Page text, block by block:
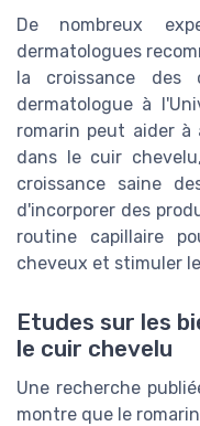
De nombreux
dermatologues
la croissance des
dermatologue à
romarin peut aider à
dans le cuir
croissance saine
d'incorporer des
routine capillaire
cheveux et stimuler
Etudes sur les
le cuir chevelu
Une recherche
montre que le